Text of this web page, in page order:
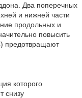
Два поперечных
и нижней части
продольных и
повысить
предотвращают
которого
снизу